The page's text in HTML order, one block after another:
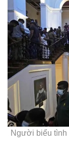
Người biểu tình